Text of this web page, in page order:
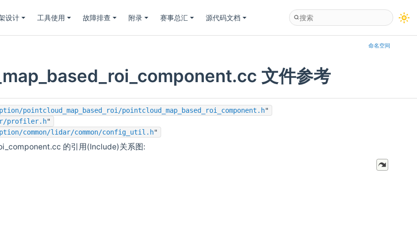
设计 工具使用 故障排查 附录 赛事总汇 源代码文档
命名空间
文件参考
pointcloud_map_based_roi/pointcloud_map_based_roi_component.h"
profiler.h"
common/lidar/common/config_util.h"
的引用(Include)关系图: